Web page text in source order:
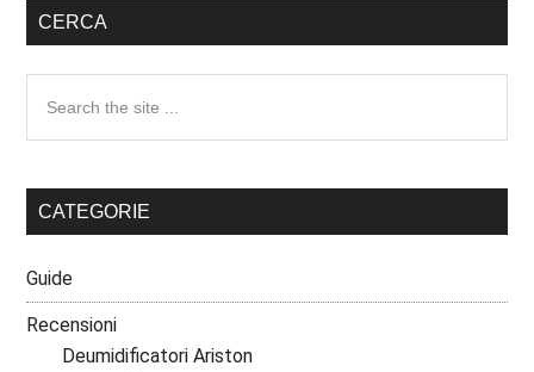
CERCA
the
CATEGORIE
Guide
Recensioni
Deumidificatori Ariston